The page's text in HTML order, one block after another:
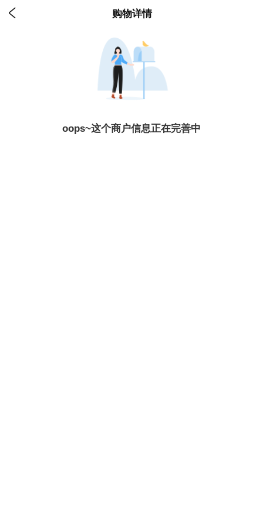
 购物详情
oops~这个商户信息正在完善中